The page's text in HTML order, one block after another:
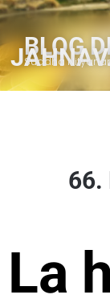
BLOG
Suddha
66.
La